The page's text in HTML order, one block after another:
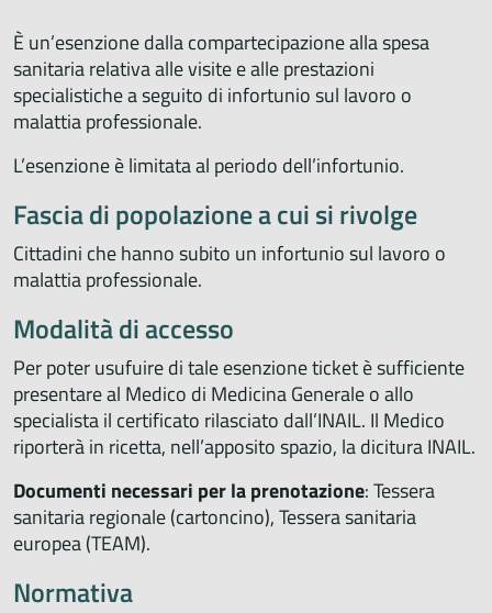
È un’esenzione dalla compartecipazione alla spesa
sanitaria relativa alle visite e alle prestazioni
specialistiche a seguito di infortunio sul lavoro o
malattia professionale.
L’esenzione è limitata al periodo dell’infortunio.
Fascia di popolazione a cui si rivolge
Cittadini che hanno subito un infortunio sul lavoro o
malattia professionale.
Modalità di accesso
Per poter usufuire di tale esenzione ticket è sufficiente
presentare al Medico di Medicina Generale o allo
specialista il certificato rilasciato dall’INAIL. Il Medico
riporterà in ricetta, nell’apposito spazio, la dicitura INAIL.
Documenti necessari per la prenotazione: Tessera
sanitaria regionale (cartoncino), Tessera sanitaria
europea (TEAM).
Normativa